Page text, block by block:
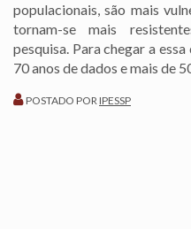
populacionais, são mais
tornam-se mais
pesquisa. Para chegar a
70 anos de dados e mais de
POSTADO PORIPESSP